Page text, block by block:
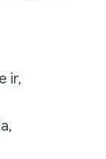
ir,